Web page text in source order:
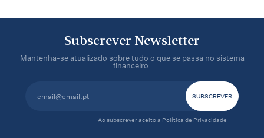
Subscrever Newsletter
Mantenha-se atualizado sobre tudo o que se passa no sistema
financeiro.
Ao subscrever aceito a Política de Privacidade